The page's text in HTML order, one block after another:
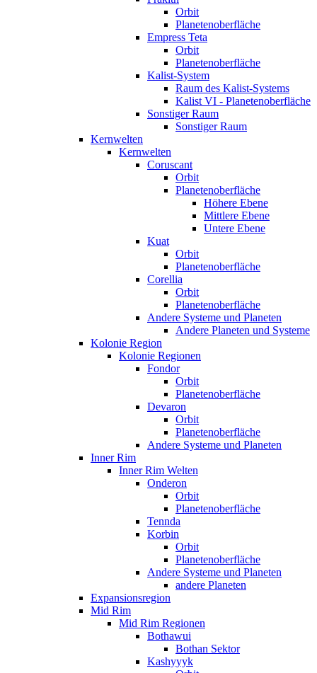
Orbit
Planetenoberfläche
Empress Teta
Orbit
Planetenoberfläche
Kalist-System
Raum des Kalist-Systems
Kalist VI - Planetenoberfläche
Sonstiger Raum
Sonstiger Raum
Kernwelten
Kernwelten
Coruscant
Orbit
Planetenoberfläche
Höhere Ebene
Mittlere Ebene
Untere Ebene
Kuat
Orbit
Planetenoberfläche
Corellia
Orbit
Planetenoberfläche
Andere Systeme und Planeten
Andere Planeten und Systeme
Kolonie Region
Kolonie Regionen
Fondor
Orbit
Planetenoberfläche
Devaron
Orbit
Planetenoberfläche
Andere Systeme und Planeten
Inner Rim
Inner Rim Welten
Onderon
Orbit
Planetenoberfläche
Tennda
Korbin
Orbit
Planetenoberfläche
Andere Systeme und Planeten
andere Planeten
Expansionsregion
Mid Rim
Mid Rim Regionen
Bothawui
Bothan Sektor
Kashyyyk